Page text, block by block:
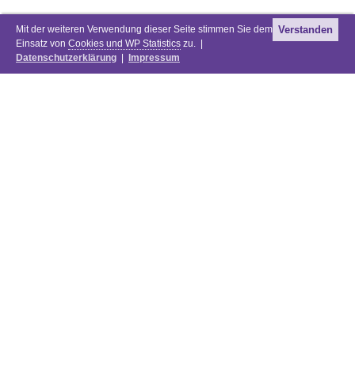
Mit der weiteren Verwendung dieser Seite stimmen Sie dem
Einsatz von Cookies und WP Statistics zu. |
Datenschutzerklärung
Impressum
Verstanden